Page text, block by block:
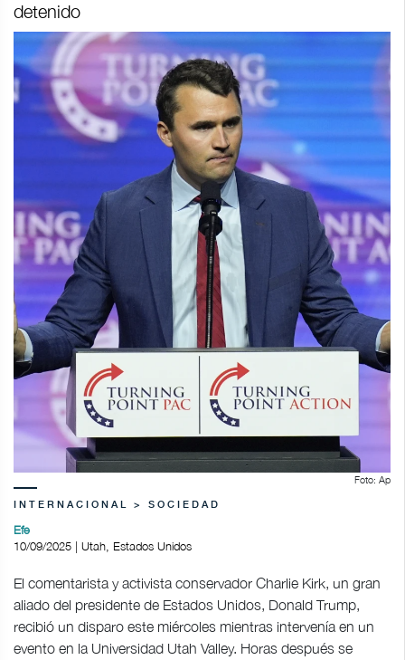
detenido
Foto: Ap
INTERNACIONAL > SOCIEDAD
Efe
10/09/2025 | Utah, Estados Unidos
El comentarista y activista conservador Charlie Kirk, un gran
aliado del presidente de Estados Unidos, Donald Trump,
recibió un disparo este miércoles mientras intervenía en un
evento en la Universidad Utah Valley. Horas después se